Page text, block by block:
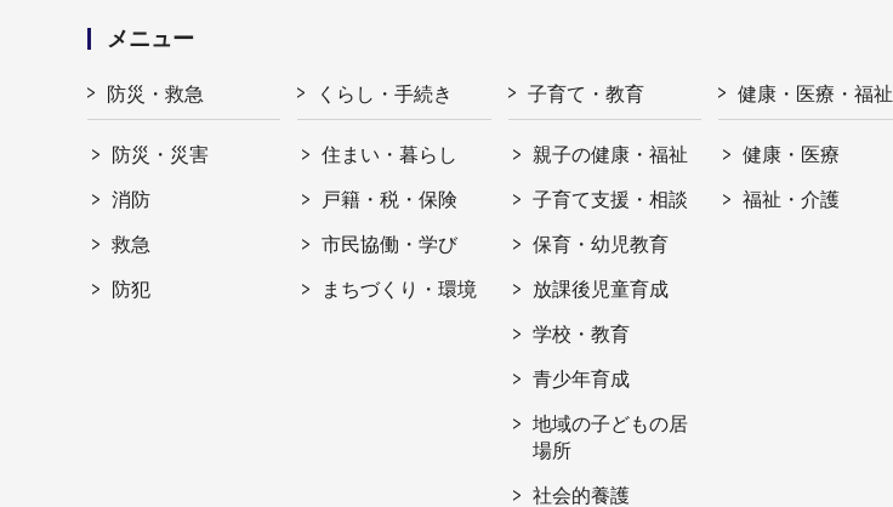
メニュー
防災・救急
防災・災害
消防
救急
防犯
くらし・手続き
住まい・暮らし
戸籍・税・保険
市民協働・学び
まちづくり・環境
子育て・教育
親子の健康・福祉
子育て支援・相談
保育・幼児教育
放課後児童育成
学校・教育
青少年育成
地域の子どもの居
場所
社会的養護
健康・医療・福祉
健康・医療
福祉・介護